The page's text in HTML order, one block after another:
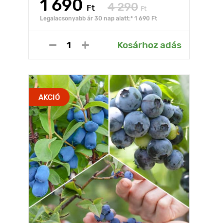
1 690 Ft 4 290 Ft
Legalacsonyabb ár 30 nap alatt:* 1 690 Ft
Kosárhoz adás
AKCIÓ